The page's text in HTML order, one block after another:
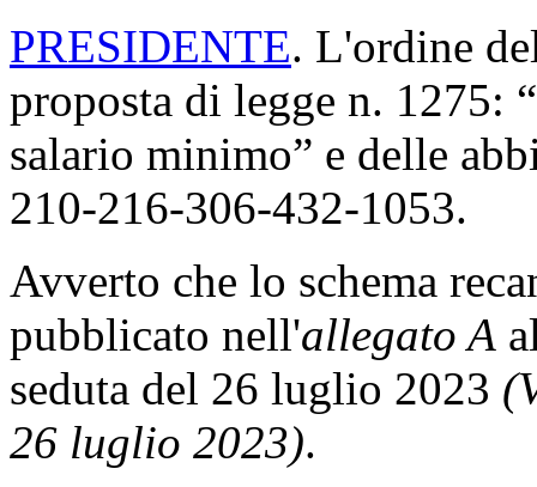
PRESIDENTE. L'ordine
proposta di legge n. 1275:
salario minimo” e delle
210-216-306-432-1053.
Avverto che lo schema
pubblicato nell'allegato A
seduta del 26 luglio 2023
26 luglio 2023).